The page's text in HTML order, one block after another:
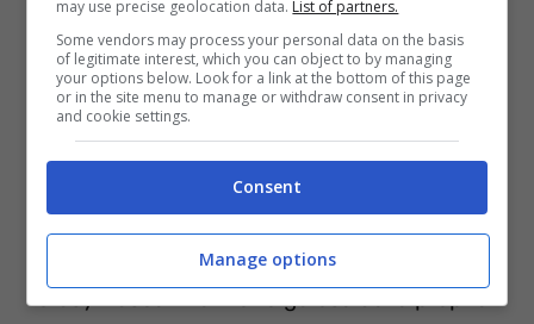
Nonostante sia un personaggio pubblico,
Giusy Buscemi è molto gelosa della propria
may use precise geolocation data. List of partners.
Some vendors may process your personal data on the basis
of legitimate interest, which you can object to by managing
your options below. Look for a link at the bottom of this page
or in the site menu to manage or withdraw consent in privacy
and cookie settings.
Consent
Manage options